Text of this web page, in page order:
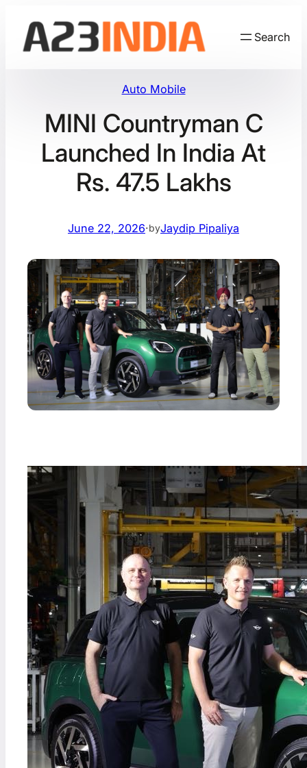
content
Search
Auto Mobile
MINI Countryman C
Launched In India At
Rs. 47.5 Lakhs
June 22, 2026·byJaydip Pipaliya